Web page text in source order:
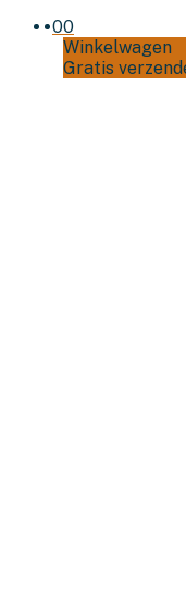
00
Winkelwagen
Gratis